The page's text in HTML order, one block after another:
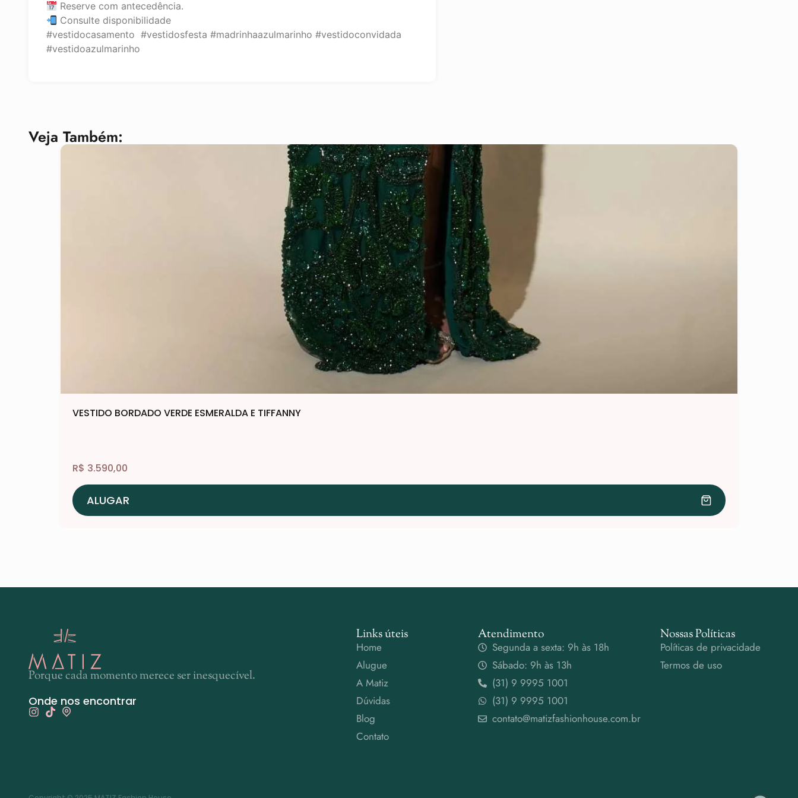
Reserve com antecedência.
Consulte disponibilidade
#vestidocasamento #vestidosfesta #madrinhaazulmarinho #vestidoconvidada
#vestidoazulmarinho
Veja Também:
VESTIDO BORDADO VERDE ESMERALDA E TIFFANNY
R$ 3.590,00
ALUGAR
Porque cada momento merece ser inesquecível.
Onde nos encontrar
Links úteis
Home
Alugue
A Matiz
Dúvidas
Blog
Contato
Atendimento
Segunda a sexta: 9h às 18h
Sábado: 9h às 13h
(31) 9 9995 1001
(31) 9 9995 1001
contato@matizfashionhouse.com.br
Nossas Políticas
Políticas de privacidade
Termos de uso